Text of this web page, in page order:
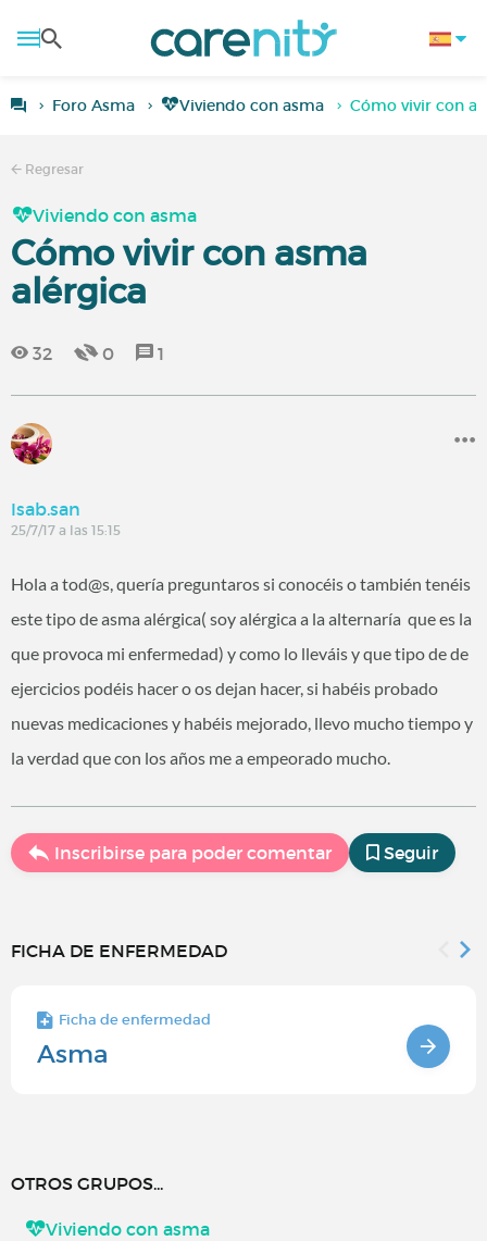
Foro Asma Viviendo con asma Cómo vivir con
Regresar
Viviendo con asma
Cómo vivir con asma
alérgica
32 0 1
Isab.san
25/7/17 a las 15:15
Hola a tod@s, quería preguntaros si conocéis o también tenéis
este tipo de asma alérgica( soy alérgica a la alternaría que es la
que provoca mi enfermedad) y como lo lleváis y que tipo de de
ejercicios podéis hacer o os dejan hacer, si habéis probado
nuevas medicaciones y habéis mejorado, llevo mucho tiempo y
la verdad que con los años me a empeorado mucho.
Inscribirse para poder comentar Seguir
FICHA DE ENFERMEDAD
Ficha de enfermedad
Asma
OTROS GRUPOS...
Viviendo con asma